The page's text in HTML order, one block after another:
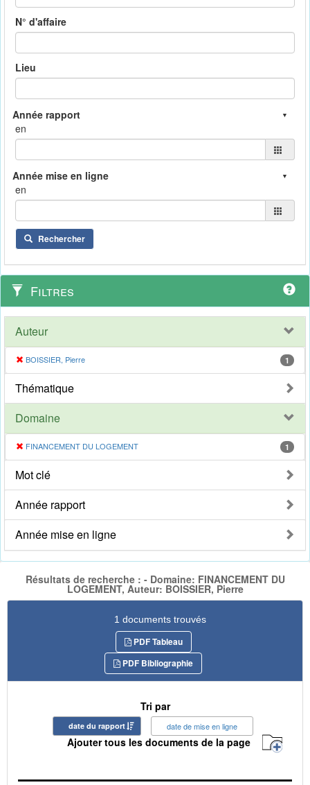
N° d'affaire
Lieu
en
en
Rechercher
Filtres
Auteur
BOISSIER, Pierre 1
Thématique
Domaine
FINANCEMENT DU LOGEMENT 1
Mot clé
Année rapport
Année mise en ligne
Résultats de recherche : - Domaine: FINANCEMENT DU
LOGEMENT, Auteur: BOISSIER, Pierre
1 documents trouvés
PDF Tableau
PDF Bibliographie
Tri par
date du rapport date de mise en ligne
Ajouter tous les documents de la page